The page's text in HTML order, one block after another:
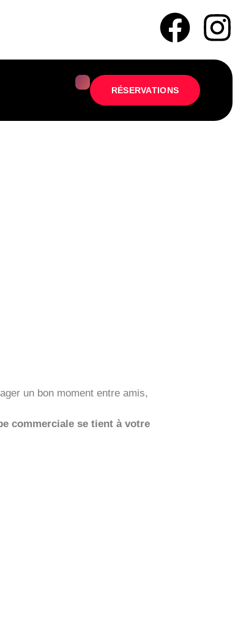
RÉSERVATIONS
un bon moment entre amis,
commerciale se tient à votre